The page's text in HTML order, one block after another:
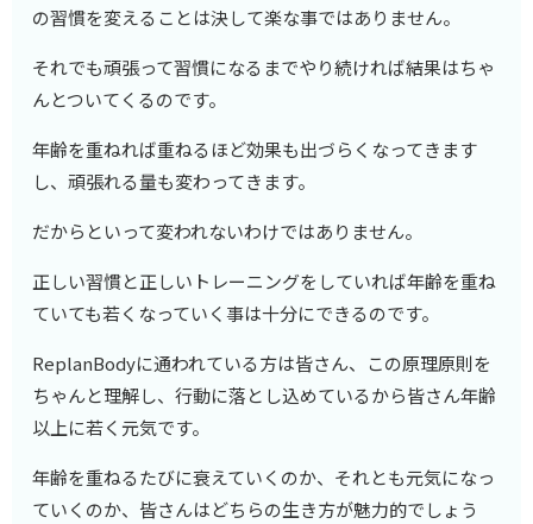
の習慣を変えることは決して楽な事ではありません。
それでも頑張って習慣になるまでやり続ければ結果はちゃ
んとついてくるのです。
年齢を重ねれば重ねるほど効果も出づらくなってきます
し、頑張れる量も変わってきます。
だからといって変われないわけではありません。
正しい習慣と正しいトレーニングをしていれば年齢を重ね
ていても若くなっていく事は十分にできるのです。
ReplanBodyに通われている方は皆さん、この原理原則を
ちゃんと理解し、行動に落とし込めているから皆さん年齢
以上に若く元気です。
年齢を重ねるたびに衰えていくのか、それとも元気になっ
ていくのか、皆さんはどちらの生き方が魅力的でしょう